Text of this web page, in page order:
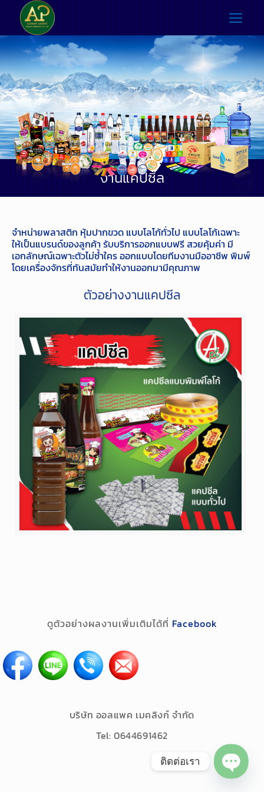
งานแคปซีล
จำหน่ายพลาสติก หุ้มปากขวด แบบโลโก้ทั่วไป แบบโลโก้เฉพาะ
ให้เป็นแบรนด์ของลูกค้า รับบริการออกแบบฟรี สวยคุ้มค่า มี
เอกลักษณ์เฉพาะตัวไม่ซ้ำใคร ออกแบบโดยทีมงานมืออาชีพ พิมพ์
โดยเครื่องจักรที่ทันสมัยทำให้งานออกมามีคุณภาพ
ตัวอย่างงานแคปซีล
ดูตัวอย่างผลงานเพิ่มเติมได้ที่ Facebook
บริษัท ออลแพค เมคลิงก์ จำกัด
Tel: 0644691462
ติดต่อเรา